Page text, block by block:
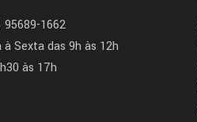
1662
à Sexta das 9h às 12h
às 17h